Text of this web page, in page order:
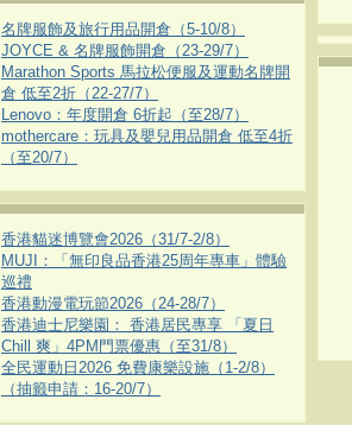
名牌服飾及旅行用品開倉（5-10/8）
JOYCE & 名牌服飾開倉（23-29/7）
Marathon Sports 馬拉松便服及運動名牌開
倉 低至2折（22-27/7）
Lenovo：年度開倉 6折起（至28/7）
mothercare：玩具及嬰兒用品開倉 低至4折
（至20/7）
香港貓迷博覽會2026（31/7-2/8）
MUJI：「無印良品香港25周年專車」體驗
巡禮
香港動漫電玩節2026（24-28/7）
香港迪士尼樂園： 香港居民專享 「夏日
Chill 爽」4PM門票優惠（至31/8）
全民運動日2026 免費康樂設施（1-2/8）
（抽籤申請：16-20/7）